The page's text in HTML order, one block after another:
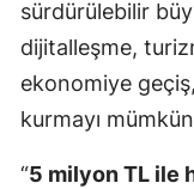
sürdürülebilir
dijitalleşme,
ekonomiye
kurmayı
“5 milyon TL ile